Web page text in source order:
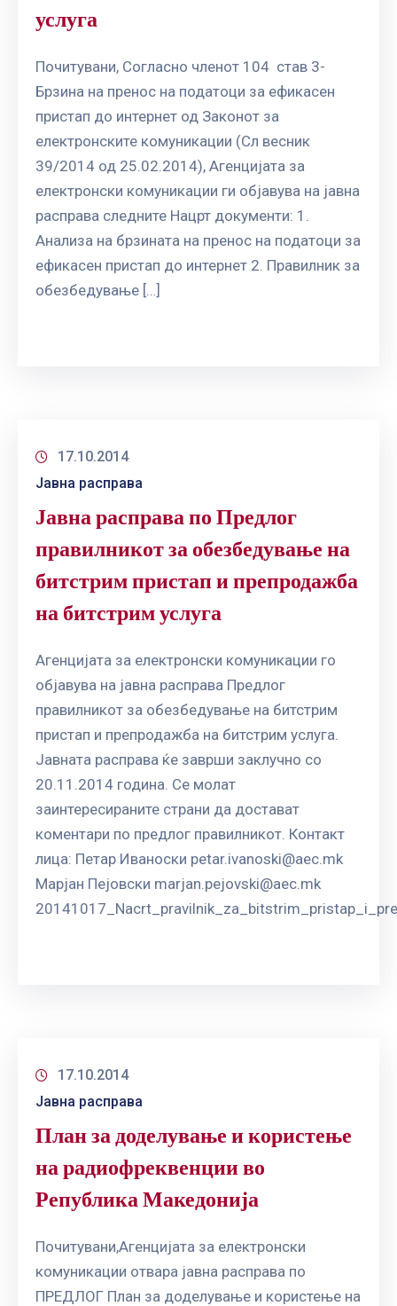
услуга
Почитувани, Согласно членот 104 став 3-
Брзина на пренос на податоци за ефикасен
пристап до интернет од Законот за
електронските комуникации (Сл весник
39/2014 од 25.02.2014), Агенцијата за
електронски комуникации ги објавува на јавна
расправа следните Нацрт документи: 1.
Анализа на брзината на пренос на податоци за
ефикасен пристап до интернет 2. Правилник за
обезбедување […]
17.10.2014
Јавна расправа
Јавна расправа по Предлог
правилникот за обезбедување на
битстрим пристап и препродажба
на битстрим услуга
Агенцијата за електронски комуникации го
објавува на јавна расправа Предлог
правилникот за обезбедување на битстрим
пристап и препродажба на битстрим услуга.
Јавната расправа ќе заврши заклучно со
20.11.2014 година. Се молат
заинтересираните страни да достават
коментари по предлог правилникот. Контакт
лица: Петар Иваноски petar.ivanoski@aec.mk
Марјан Пејовски marjan.pejovski@aec.mk
17.10.2014
Јавна расправа
План за доделување и користење
на радиофреквенции во
Република Македонија
Почитувани,Агенцијата за електронски
комуникации отвара јавна расправа по
ПРЕДЛОГ План за доделување и користење на